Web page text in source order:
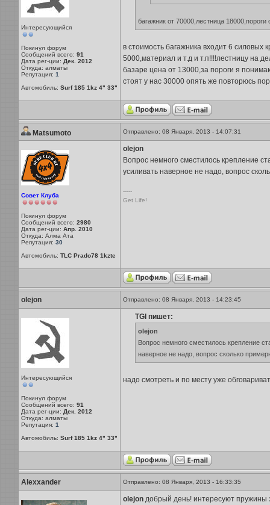
Интересующийся
Покинул форум
Сообщений всего: 91
Дата рег-ции: Дек. 2012
Откуда: алматы
Репутация: 1
Автомобиль: Surf 185 1kz 4" 33"
багажник от 70000,лестница
в стоимость багажника входит 6
5000,материал и т.д и т.п!!!!лестницу на
базаре цена от 13000,за пороги я
стоят у нас 30000 опять же повторюсь
Matsumoto Отправлено: 08 Января, 2013 - 14:07:31
Совет Клуба
Покинул форум
Сообщений всего: 2980
Дата рег-ции: Апр. 2010
Откуда: Алма Ата
Репутация: 30
Автомобиль: TLC Prado78 1kzte
olejon
Вопрос немного сместилось крепление
усиливать наверное не надо, вопрос
-----
Get Life!
olejon Отправлено: 08 Января, 2013 - 14:23:45
Интересующийся
Покинул форум
Сообщений всего: 91
Дата рег-ции: Дек. 2012
Откуда: алматы
Репутация: 1
Автомобиль: Surf 185 1kz 4" 33"
TGI пишет:
olejon
Вопрос немного сместилось крепление
наверное не надо, вопрос сколько
надо смотреть и по месту уже
Alexxander Отправлено: 08 Января, 2013 - 16:33:35
olejonдобрый день! интересуют пружины